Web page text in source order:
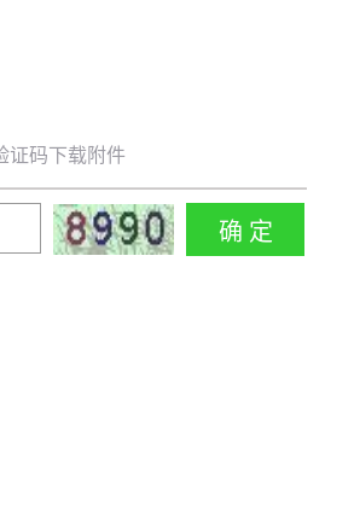
证码下载附件